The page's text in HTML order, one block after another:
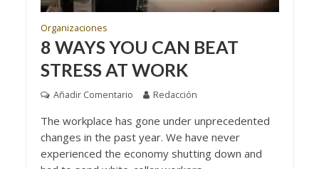
Organizaciones
8 WAYS YOU CAN BEAT
STRESS AT WORK
Añadir Comentario Redacción
The workplace has gone under unprecedented
changes in the past year. We have never
experienced the economy shutting down and